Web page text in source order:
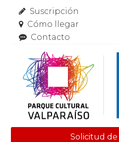
Suscripción
Cómo llegar
Contacto
Solicitud de